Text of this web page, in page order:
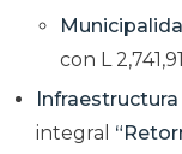
con L
Infraestructura
integral